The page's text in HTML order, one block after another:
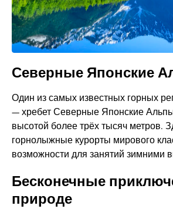
Северные Японские
Один из самых известных горных
— хребет Северные Японские
высотой более трёх тысяч метров.
горнолыжные курорты мирового
возможности для занятий зимними
Бесконечные
природе